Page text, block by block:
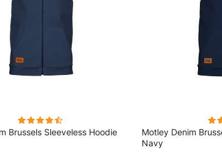
Brussels Sleeveless Hoodie
Motley Denim
Navy